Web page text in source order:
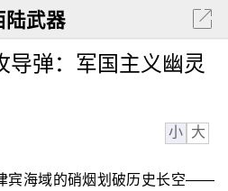
陆武器
导弹：军国主义幽灵
小 大
宾海域的硝烟划破历史长空——